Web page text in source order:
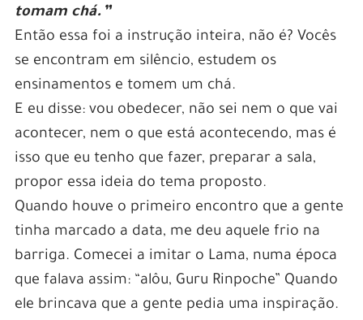
tomam chá.”
Então essa foi a instrução inteira, não é? Vocês
se encontram em silêncio, estudem os
ensinamentos e tomem um chá.
E eu disse: vou obedecer, não sei nem o que vai
acontecer, nem o que está acontecendo, mas é
isso que eu tenho que fazer, preparar a sala,
propor essa ideia do tema proposto.
Quando houve o primeiro encontro que a gente
tinha marcado a data, me deu aquele frio na
barriga. Comecei a imitar o Lama, numa época
que falava assim: “alôu, Guru Rinpoche” Quando
ele brincava que a gente pedia uma inspiração.